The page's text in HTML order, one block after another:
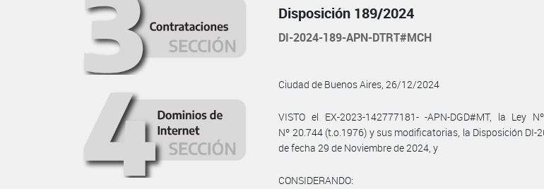
Disposición 189/2024
DI-2024-189-APN-DTRT#MCH
Ciudad de Buenos Aires, 26/12/2024
VISTO el EX-2023-142777181- -APN-DGD#MT, la Ley
Nº 20.744 (t.o.1976) y sus modificatorias, la Disposición DI-
de fecha 29 de Noviembre de 2024, y
CONSIDERANDO: